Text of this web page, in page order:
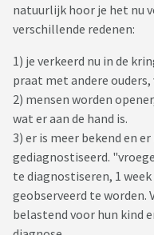
natuurlijk hoor je het nu
verschillende redenen:
1) je verkeerd nu in de
praat met andere
2) mensen worden
wat er aan de hand is.
3) er is meer bekend en
gediagnostiseerd.
te diagnostiseren, 1
geobserveerd te worden.
belastend voor hun kind